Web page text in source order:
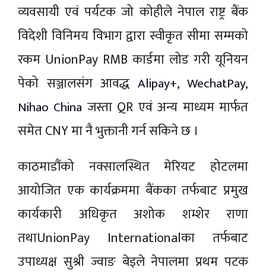
व्यवसायी एवं पर्यटक जो कोहीले नेपाल राष्ट्र बैंक
विदेशी विनिमय विभाग द्वारा स्वीकृत सीमा सम्मको
रकम UnionPay RMB कार्डमा लोड गरी यूनियन
पेको सञ्जालसंग आवद्ध Alipay+, WechatPay,
Nihao China जस्ता QR एवं अन्य माध्यम मार्फत
समेत CNY मा नै भुक्तानी गर्न सकिने छ ।
काठमाडौंको नक्सालस्थित मेरियट होटलमा
आयोजित एक कार्यक्रममा बैंकका तर्फबाट प्रमुख
कार्यकारी अधिकृत अशोक शम्शेर राणा
तथाUnionPay Internationalका तर्फबाट
उपाध्यक्ष सुश्री ज्वाङ बेइले नेपालमा प्रथम पटक